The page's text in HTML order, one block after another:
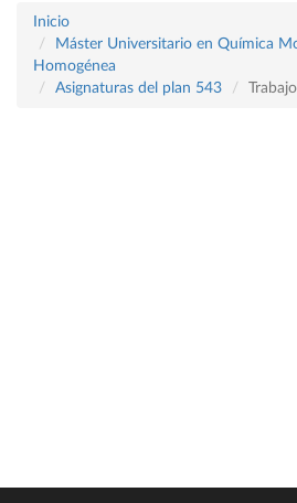
Inicio
Máster Universitario en Química
Homogénea
Asignaturas del plan 543